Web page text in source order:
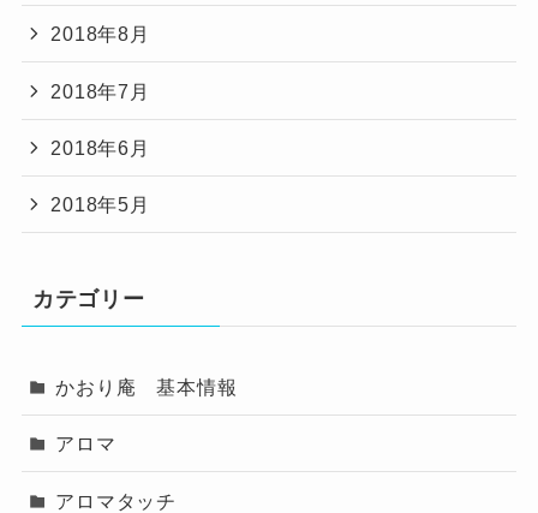
2018年8月
2018年7月
2018年6月
2018年5月
カテゴリー
かおり庵 基本情報
アロマ
アロマタッチ